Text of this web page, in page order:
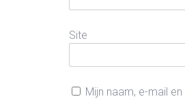
Site
Mijn naam, e-mail